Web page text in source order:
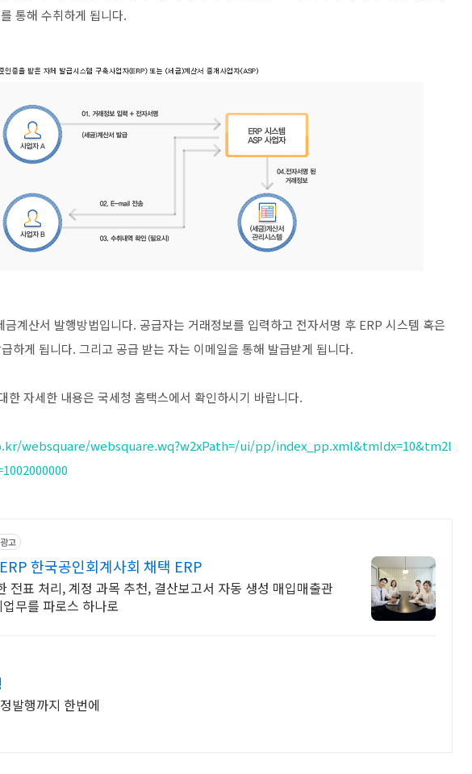
통해 수취하게 됩니다.
계산서 발행방법입니다. 공급자는 거래정보를 입력하고 전자서명 후 ERP 시스템 혹은
하게 됩니다. 그리고 공급 받는 자는 이메일을 통해 발급받게 됩니다.
한 자세한 내용은 국세청 홈택스에서 확인하시기 바랍니다.
websquare/websquare.wq?w2xPath=/ui/pp/index_pp.xml&tmIdx=10&tm2l
광고
한국공인회계사회 채택 ERP
전표 처리, 계정 과목 추천, 결산보고서 자동 생성 매입매출관
무를 파로스 하나로
발행까지 한번에